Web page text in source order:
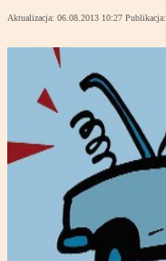
Aktualizacja: 06.08.2013 10:27 Publikacja: